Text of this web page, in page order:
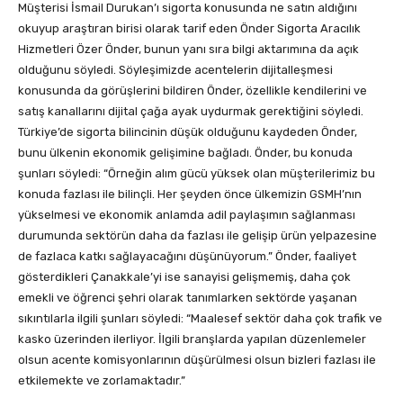
Müşterisi İsmail Durukan’ı sigorta konusunda ne satın aldığını
okuyup araştıran birisi olarak tarif eden Önder Sigorta Aracılık
Hizmetleri Özer Önder, bunun yanı sıra bilgi aktarımına da açık
olduğunu söyledi. Söyleşimizde acentelerin dijitalleşmesi
konusunda da görüşlerini bildiren Önder, özellikle kendilerini ve
satış kanallarını dijital çağa ayak uydurmak gerektiğini söyledi.
Türkiye’de sigorta bilincinin düşük olduğunu kaydeden Önder,
bunu ülkenin ekonomik gelişimine bağladı. Önder, bu konuda
şunları söyledi: “Örneğin alım gücü yüksek olan müşterilerimiz bu
konuda fazlası ile bilinçli. Her şeyden önce ülkemizin GSMH’nın
yükselmesi ve ekonomik anlamda adil paylaşımın sağlanması
durumunda sektörün daha da fazlası ile gelişip ürün yelpazesine
de fazlaca katkı sağlayacağını düşünüyorum.” Önder, faaliyet
gösterdikleri Çanakkale’yi ise sanayisi gelişmemiş, daha çok
emekli ve öğrenci şehri olarak tanımlarken sektörde yaşanan
sıkıntılarla ilgili şunları söyledi: “Maalesef sektör daha çok trafik ve
kasko üzerinden ilerliyor. İlgili branşlarda yapılan düzenlemeler
olsun acente komisyonlarının düşürülmesi olsun bizleri fazlası ile
etkilemekte ve zorlamaktadır.”